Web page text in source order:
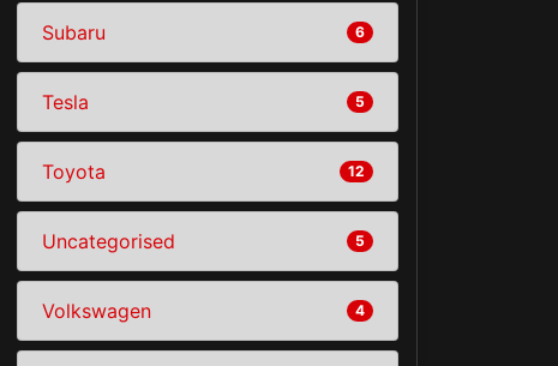
Subaru 6
Tesla 5
Toyota 12
Uncategorised 5
Volkswagen 4